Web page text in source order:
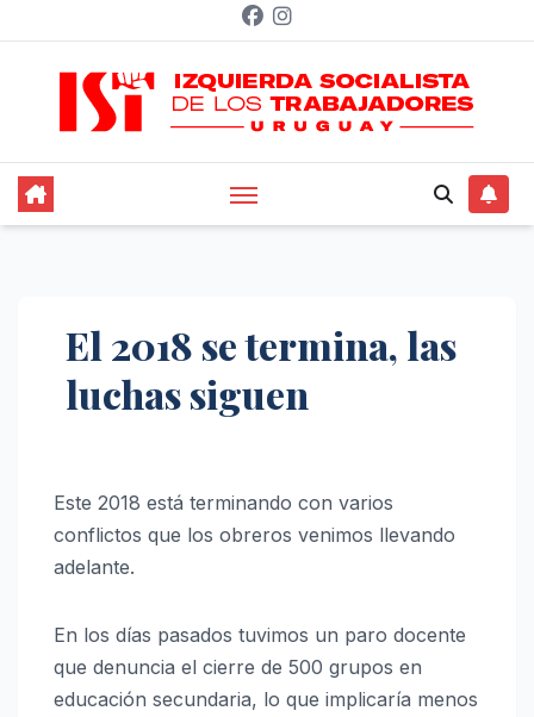
contenido
El 2018 se termina, las
luchas siguen
Este 2018 está terminando con varios
conflictos que los obreros venimos llevando
adelante.
En los días pasados tuvimos un paro docente
que denuncia el cierre de 500 grupos en
educación secundaria, lo que implicaría menos